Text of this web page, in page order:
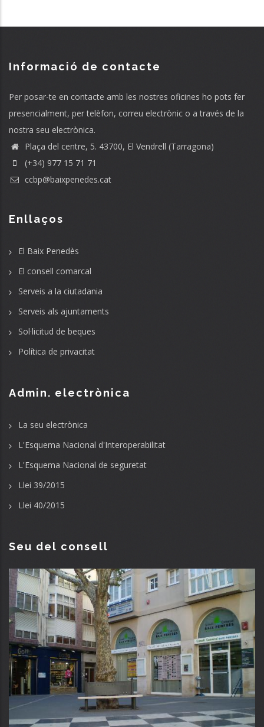
Informació de contacte
Per posar-te en contacte amb les nostres oficines ho pots fer
presencialment, per telèfon, correu electrònic o a través de la
nostra seu electrònica.
Plaça del centre, 5. 43700, El Vendrell (Tarragona)
(+34) 977 15 71 71
ccbp@baixpenedes.cat
Enllaços
El Baix Penedès
El consell comarcal
Serveis a la ciutadania
Serveis als ajuntaments
Sol·licitud de beques
Política de privacitat
Admin. electrònica
La seu electrònica
L'Esquema Nacional d'Interoperabilitat
L'Esquema Nacional de seguretat
Llei 39/2015
Llei 40/2015
Seu del consell